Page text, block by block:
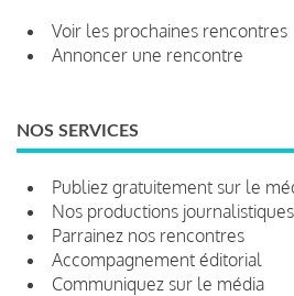
Voir les prochaines rencontres
Annoncer une rencontre
NOS SERVICES
Publiez gratuitement sur le
Nos productions
Parrainez nos rencontres
Accompagnement éditorial
Communiquez sur le média